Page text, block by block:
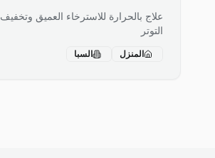
علاج بالحرارة للاسترخاء العميق وتخفيف
التوتر
المنزل السبا